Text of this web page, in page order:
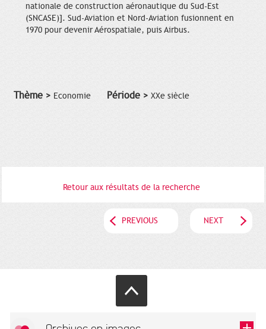
nationale de construction aéronautique du Sud-Est
(SNCASE)]. Sud-Aviation et Nord-Aviation fusionnent en
1970 pour devenir Aérospatiale, puis Airbus.
Thème > Economie Période > XXe siècle
Retour aux résultats de la recherche
PREVIOUS NEXT